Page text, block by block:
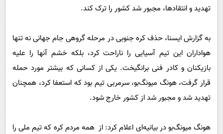
حوادث
فرهنگی
بین الملل
اجتماعی
دانلود
تهدید و انتقادها، مجبور شد کشور را ترک کند.
به گزارش ایسنا، حذف کره جنوبی در مرحله گروهی جام جهانی نه تنها
هواداران این تیم آسیایی را ناراحت کرد، بلکه خشم آنها را علیه
بازیکنان و کادر فنی برانگیخت. یکی از کسانی که بیشتر مورد حمله
قرار گرفت، هونگ میونگ‌بو، سرمربی تیم بود که استعفا کرد، همچنان
تهدید شد و مجبور شد از کشور خارج شود.
هونگ میونگ‌بو در بیانیه‌ای اعلام کرد: از همه مردم کره که تیم ملی را